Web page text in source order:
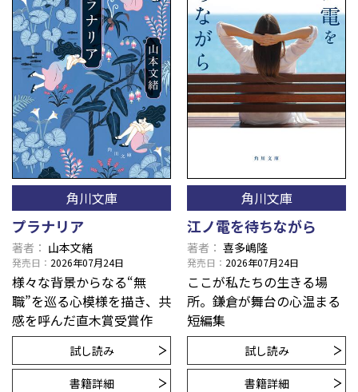
角川文庫
プラナリア
著者 山本文緒
発売日 2026年07月24日
様々な背景からなる“無
職”を巡る心模様を描き、共
感を呼んだ直木賞受賞作
試し読み
書籍詳細
角川文庫
江ノ電を待ちながら
著者 喜多嶋隆
発売日 2026年07月24日
ここが私たちの生きる場
所。鎌倉が舞台の心温まる
短編集
試し読み
書籍詳細